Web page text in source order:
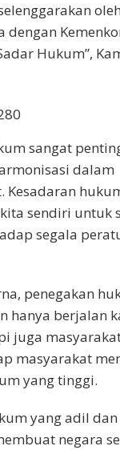
dengan
Hukum”,
sangat
dalam
Kesadaran
sendiri untuk
segala
penegakan
hanya berjalan
juga
masyarakat
yang tinggi.
yang adil
negara